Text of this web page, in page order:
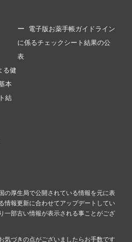
電子版お薬手帳ガイドライン
に係るチェックシート結果の公
表
る健
本
結
の厚生局で公開されている情報を元に表
情報更新に合わせてアップデートしてい
一部古い情報が表示される事ことがござ
気づきの点がございましたらお手数です